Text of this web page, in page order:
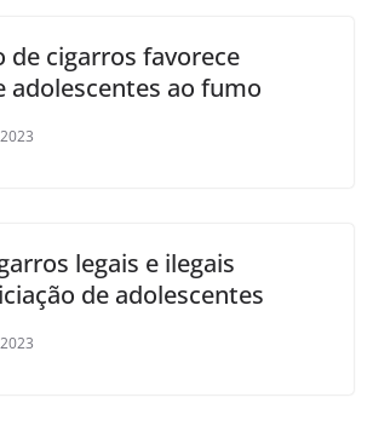
de cigarros favorece
adolescentes ao fumo
legais e ilegais
de adolescentes